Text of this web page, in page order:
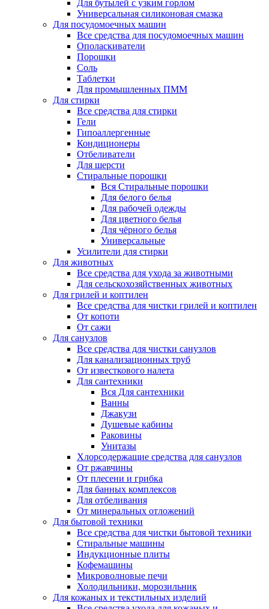
Для бутылей с узким горлом
Универсальная силиконовая смазка
Для посудомоечных машин
Все средства для посудомоечных машин
Ополаскиватели
Порошки
Соль
Таблетки
Для промышленных ПММ
Для стирки
Все средства для стирки
Гели
Гипоаллергенные
Кондиционеры
Отбеливатели
Для шерсти
Стиральные порошки
Вся Стиральные порошки
Для белого белья
Для рабочей одежды
Для цветного белья
Для чёрного белья
Универсальные
Усилители для стирки
Для животных
Все средства для ухода за животными
Для сельскохозяйственных животных
Для грилей и коптилен
Все средства для чистки грилей и коптилен
От копоти
От сажи
Для санузлов
Все средства для чистки санузлов
Для канализационных труб
От известкового налета
Для сантехники
Вся Для сантехники
Ванны
Джакузи
Душевые кабины
Раковины
Унитазы
Хлорсодержащие средства для санузлов
От ржавчины
От плесени и грибка
Для банных комплексов
Для отбеливания
От минеральных отложений
Для бытовой техники
Все средства для чистки бытовой техники
Стиральные машины
Индукционные плиты
Кофемашины
Микроволновые печи
Холодильники, морозильник
Для кожаных и текстильных изделий